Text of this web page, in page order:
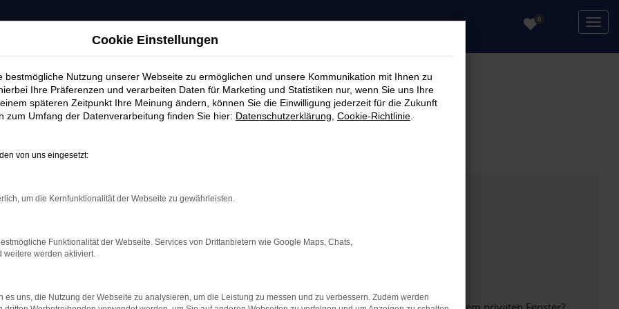
0
Cookie Einstellungen
bestmögliche Nutzung unserer Webseite zu ermöglichen und unsere Kommunikation mit Ihnen zu
Ihre Präferenzen und verarbeiten Daten für Marketing und Statistiken nur, wenn Sie uns Ihre
späteren Zeitpunkt Ihre Meinung ändern, können Sie die Einwilligung jederzeit für die Zukunft
zum Umfang der Datenverarbeitung finden Sie hier: Datenschutzerklärung Cookie-Richtlinie
von uns eingesetzt:
um die Kernfunktionalität der Webseite zu gewährleisten.
Funktionalität der Webseite. Services von Drittanbietern wie Google Maps, Chats,
weitere werden aktiviert.
es uns, die Nutzung der Webseite zu analysieren, um die Leistung zu messen und zu verbessern. Zudem werden